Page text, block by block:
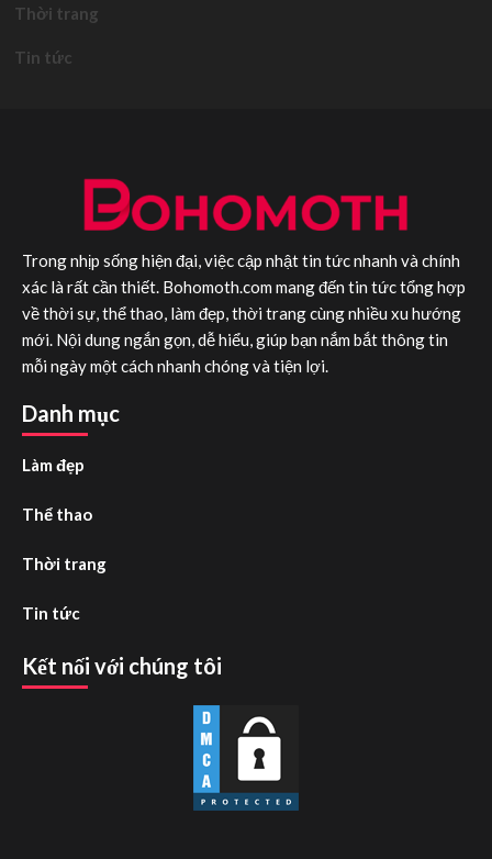
Thời trang
Tin tức
Trong nhịp sống hiện đại, việc cập nhật tin tức nhanh và chính
xác là rất cần thiết. Bohomoth.com mang đến tin tức tổng hợp
về thời sự, thể thao, làm đẹp, thời trang cùng nhiều xu hướng
mới. Nội dung ngắn gọn, dễ hiểu, giúp bạn nắm bắt thông tin
mỗi ngày một cách nhanh chóng và tiện lợi.
Danh mục
Làm đẹp
Thể thao
Thời trang
Tin tức
Kết nối với chúng tôi